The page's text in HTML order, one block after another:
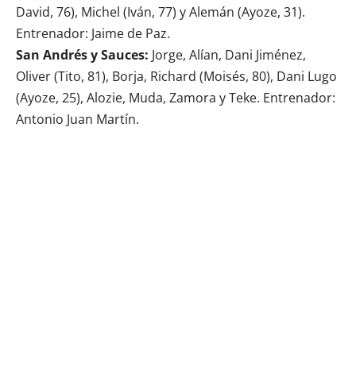
David, 76), Michel (Iván, 77) y Alemán (Ayoze, 31).
Entrenador: Jaime de Paz.
San Andrés y Sauces: Jorge, Alían, Dani Jiménez,
Oliver (Tito, 81), Borja, Richard (Moisés, 80), Dani Lugo
(Ayoze, 25), Alozie, Muda, Zamora y Teke. Entrenador:
Antonio Juan Martín.